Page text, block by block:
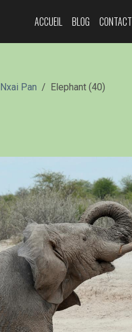
ACCUEIL BLOG CONTACT
Nxai Pan Elephant (40)